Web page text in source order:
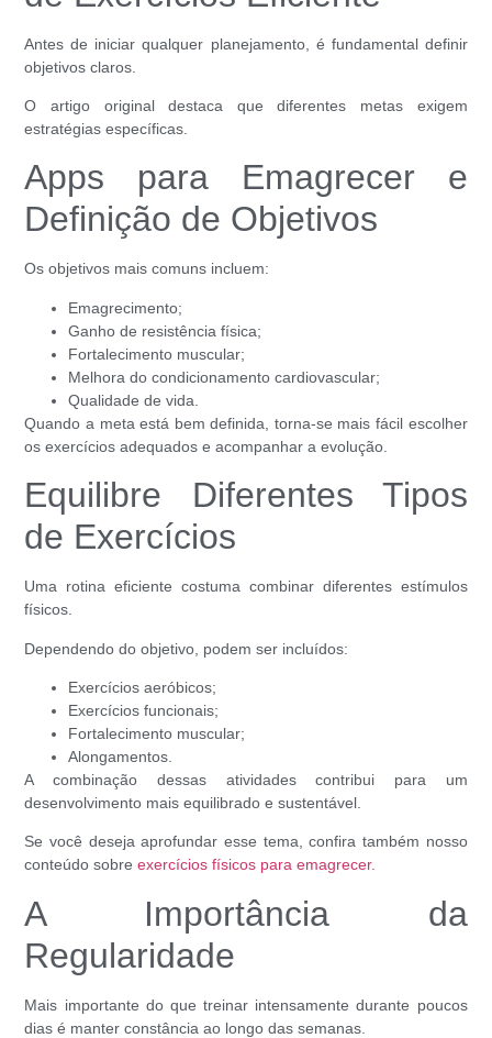
Antes de iniciar qualquer planejamento, é fundamental definir
objetivos claros.
O artigo original destaca que diferentes metas exigem
estratégias específicas.
Apps para Emagrecer e
Definição de Objetivos
Os objetivos mais comuns incluem:
Emagrecimento;
Ganho de resistência física;
Fortalecimento muscular;
Melhora do condicionamento cardiovascular;
Qualidade de vida.
Quando a meta está bem definida, torna-se mais fácil escolher
os exercícios adequados e acompanhar a evolução.
Equilibre Diferentes Tipos
de Exercícios
Uma rotina eficiente costuma combinar diferentes estímulos
físicos.
Dependendo do objetivo, podem ser incluídos:
Exercícios aeróbicos;
Exercícios funcionais;
Fortalecimento muscular;
Alongamentos.
A combinação dessas atividades contribui para um
desenvolvimento mais equilibrado e sustentável.
Se você deseja aprofundar esse tema, confira também nosso
conteúdo sobre exercícios físicos para emagrecer.
A Importância da
Regularidade
Mais importante do que treinar intensamente durante poucos
dias é manter constância ao longo das semanas.